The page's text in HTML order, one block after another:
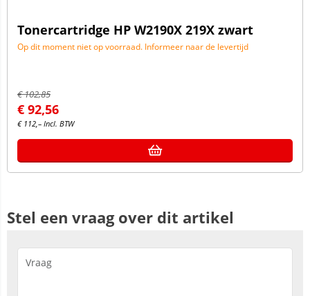
Tonercartridge HP W2190X 219X zwart
Op dit moment niet op voorraad. Informeer naar de levertijd
€102,85
€ 92,56
€ 112,– Incl. BTW
Stel een vraag over dit artikel